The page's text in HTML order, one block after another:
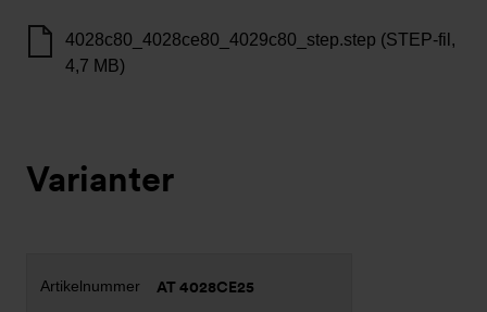
4028c80_4028ce80_4029c80_step.step (STEP-fil,
4,7 MB)
Varianter
AT 4028CE25